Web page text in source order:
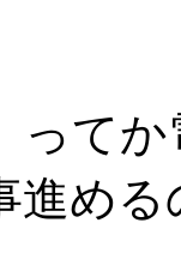
って
進め